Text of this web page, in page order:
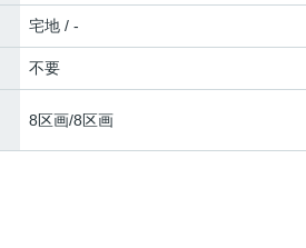
宅地 / -
不要
8区画/8区画